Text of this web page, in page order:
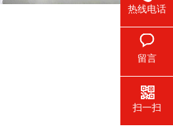
热线电话
留言
扫一扫